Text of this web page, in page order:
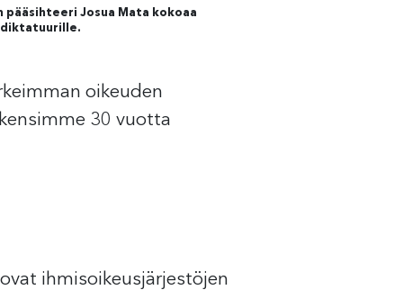
Josua Mata kokoaa
oikeuden
30 vuotta
ihmisoikeusjärjestöjen